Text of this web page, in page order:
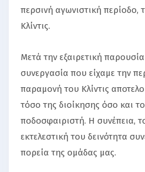
περσινή αγωνιστική περίοδο,
Κλίντις.
Μετά την εξαιρετική
συνεργασία που είχαμε την
παραμονή του Κλίντις
τόσο της διοίκησης όσο και
ποδοσφαιριστή. Η συνέπεια,
εκτελεστική του δεινότητα
πορεία της ομάδας μας.